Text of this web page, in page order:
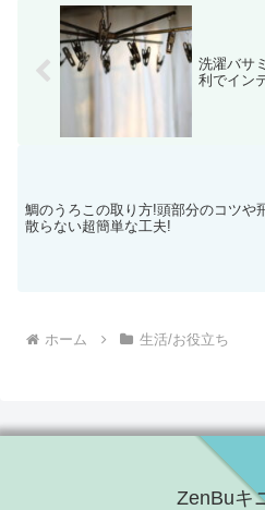
洗濯バサ
利でイン
鯛のうろこの取り方!頭部分のコツや
散らない超簡単な工夫!
ホーム 生活/お役立ち
ZenBuキ